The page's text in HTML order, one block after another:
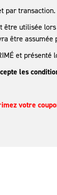
par transaction.
être utilisée
être assumée
et présenté
les
votre